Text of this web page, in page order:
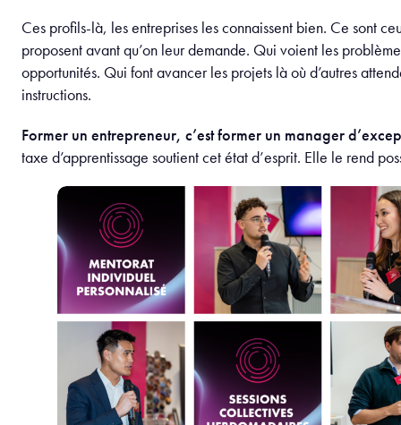
Ces profils-là, les entreprises les connaissent bien. Ce sont
proposent avant qu’on leur demande. Qui voient les
opportunités. Qui font avancer les projets là où d’autres
instructions.
Former un entrepreneur, c’est former un manager
taxe d’apprentissage soutient cet état d’esprit. Elle le rend